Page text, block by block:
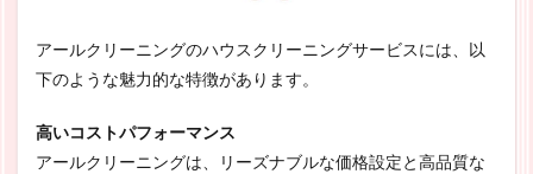
アールクリーニングのハウスクリーニングサービスには、以
下のような魅力的な特徴があります。
高いコストパフォーマンス
アールクリーニングは、リーズナブルな価格設定と高品質な